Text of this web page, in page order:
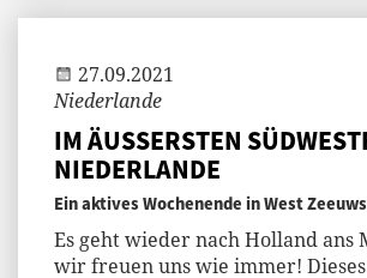
27.09.2021
Niederlande
IM ÄUSSERSTEN
NIEDERLANDE
Ein aktives Wochenende in West
Es geht wieder nach Holland ans
wir freuen uns wie immer!